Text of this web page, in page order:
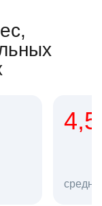
**
в hh.ru